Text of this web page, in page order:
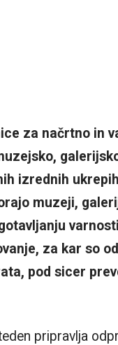
za načrtno in
izrednih
muzeji,
za kar so
pod sicer
pripravlja